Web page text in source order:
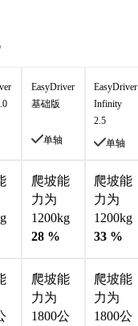
EasyDriver
基础版
单轴
EasyDriver
Infinity
2.5
单轴
爬坡能
力为
1200kg
28 %
爬坡能
力为
1200kg
33 %
爬坡能
力为
1800公
爬坡能
力为
1800公